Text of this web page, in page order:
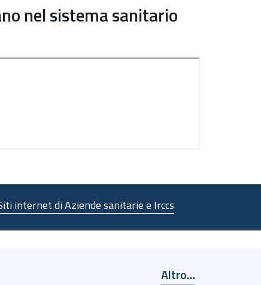
nel sistema sanitario
internet di Aziende sanitarie e Irccs
Altro…